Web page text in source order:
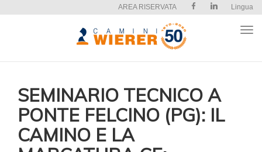
AREA RISERVATA Lingua
Apri
SEMINARIO TECNICO A
PONTE FELCINO (PG): IL
CAMINO E LA